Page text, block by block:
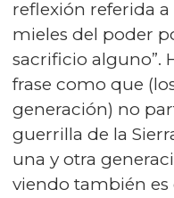
reflexión referida a
mieles del poder
sacrificio alguno”.
frase como que
generación) no
guerrilla de la
una y otra
viendo también